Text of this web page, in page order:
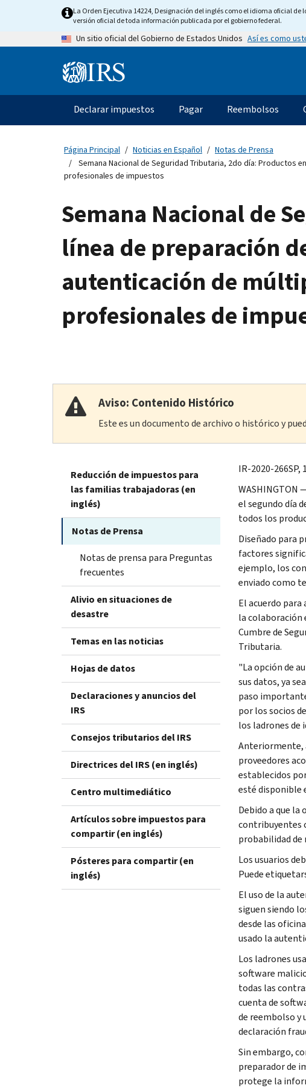
content
La Orden Ejecutiva 14224, Designación del inglés como el idioma oficial de
versión oficial de toda información publicada por el gobierno federal.
Un sitio oficial del Gobierno de Estados Unidos Así es como
Information
Navegación
principal
Declarar impuestos Pagar Reembolsos
Página Principal Noticias en Español
Notas de Prensa
Semana Nacional de Seguridad Tributaria, 2do día:
profesionales de impuestos
Semana Nacional de
línea de preparación
autenticación de
profesionales de
Aviso: Contenido Histórico
Este es un documento de archivo o histórico y
Reducción de impuestos para
las familias trabajadoras (en
inglés)
Notas de Prensa
Notas de prensa para Preguntas
frecuentes
Alivio en situaciones de
desastre
Temas en las noticias
Hojas de datos
Declaraciones y anuncios del
IRS
Consejos tributarios del IRS
Directrices del IRS (en inglés)
Centro multimediático
Artículos sobre impuestos para
compartir (en inglés)
Pósteres para compartir (en
inglés)
IR-2020-266SP, 1
el segundo día
todos los
Diseñado para
factores
ejemplo, los
enviado como
El acuerdo
la colaboración
Cumbre de
Tributaria.
"La opción de
sus datos, ya
paso
por los socios
los ladrones de
Anteriormente,
proveedores
establecidos
esté disponible
Debido a que
contribuyentes
probabilidad de
Los usuarios
Puede
El uso de la
siguen siendo
desde las
usado la
Los ladrones
software
todas las
cuenta de
de reembolso y
declaración
Sin embargo,
preparador de
protege la